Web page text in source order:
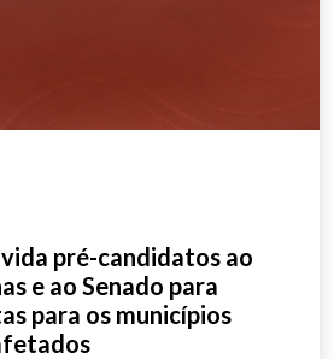
pré-candidatos ao
e ao Senado para
para os municípios